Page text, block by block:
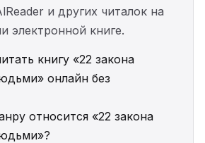
и других читалок на
электронной книге.
книгу «22 закона
онлайн без
относится «22 закона